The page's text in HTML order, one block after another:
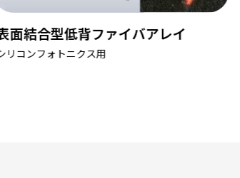
ーム拡大型レンズアレイ
コネクタに取付可能